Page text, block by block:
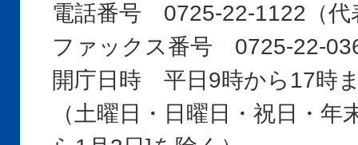
電話番号 0725-22-1122（
ファックス番号 0725-22-
開庁日時 平日9時から17時
（土曜日・日曜日・祝日・年